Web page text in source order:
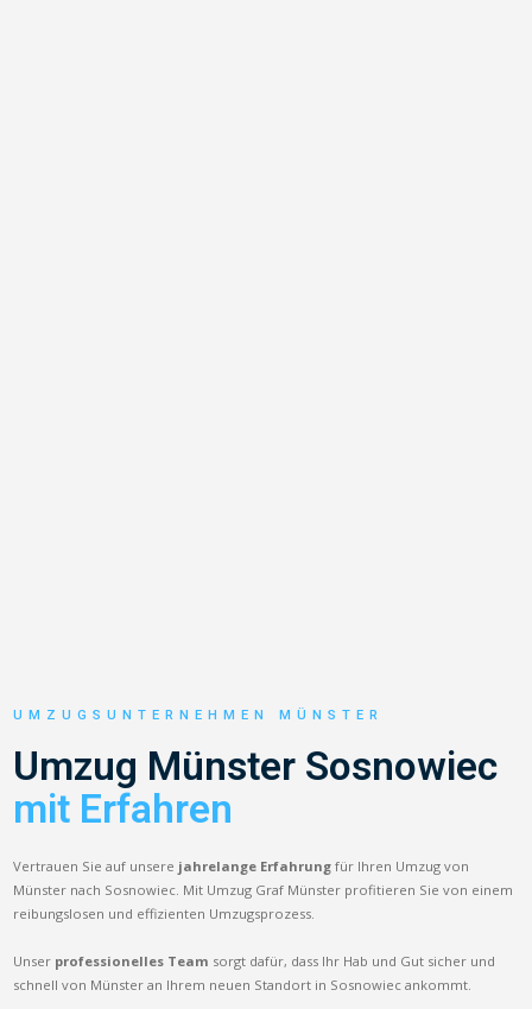
UMZUGSUNTERNEHMEN MÜNSTER
Umzug Münster Sosnowiec
mit Erfahren
Vertrauen Sie auf unsere jahrelange Erfahrung für Ihren Umzug von
Münster nach Sosnowiec. Mit Umzug Graf Münster profitieren Sie von einem
reibungslosen und effizienten Umzugsprozess.
Unser professionelles Team sorgt dafür, dass Ihr Hab und Gut sicher und
schnell von Münster an Ihrem neuen Standort in Sosnowiec ankommt.